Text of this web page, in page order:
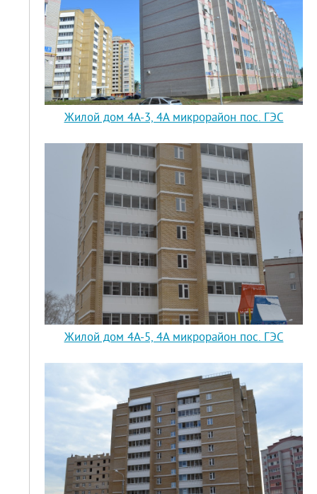
Жилой дом 4А-3, 4А микрорайон пос. ГЭС
Жилой дом 4А-5, 4А микрорайон пос. ГЭС